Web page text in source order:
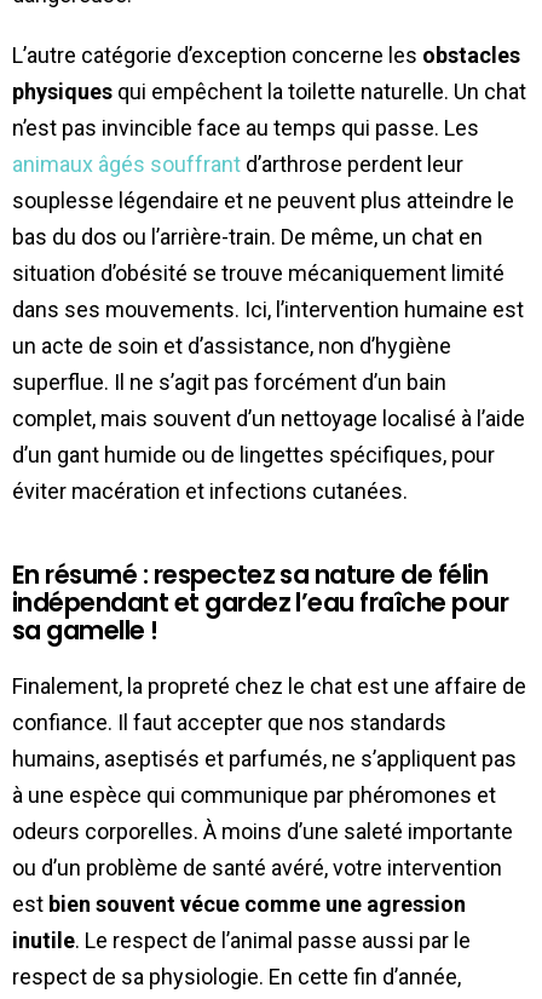
L’autre catégorie d’exception concerne les obstacles
physiques qui empêchent la toilette naturelle. Un chat
n’est pas invincible face au temps qui passe. Les
animaux âgés souffrant d’arthrose perdent leur
souplesse légendaire et ne peuvent plus atteindre le
bas du dos ou l’arrière-train. De même, un chat en
situation d’obésité se trouve mécaniquement limité
dans ses mouvements. Ici, l’intervention humaine est
un acte de soin et d’assistance, non d’hygiène
superflue. Il ne s’agit pas forcément d’un bain
complet, mais souvent d’un nettoyage localisé à l’aide
d’un gant humide ou de lingettes spécifiques, pour
éviter macération et infections cutanées.
En résumé : respectez sa nature de félin
indépendant et gardez l’eau fraîche pour
sa gamelle !
Finalement, la propreté chez le chat est une affaire de
confiance. Il faut accepter que nos standards
humains, aseptisés et parfumés, ne s’appliquent pas
à une espèce qui communique par phéromones et
odeurs corporelles. À moins d’une saleté importante
ou d’un problème de santé avéré, votre intervention
est bien souvent vécue comme une agression
inutile. Le respect de l’animal passe aussi par le
respect de sa physiologie. En cette fin d’année,